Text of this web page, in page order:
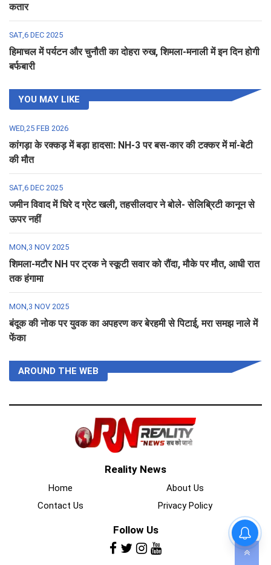
कतार
SAT,6 DEC 2025
हिमाचल में पर्यटन और चुनौती का दोहरा रुख, शिमला-मनाली में इन दिन होगी
बर्फबारी
YOU MAY LIKE
WED,25 FEB 2026
कांगड़ा के रक्कड़ में बड़ा हादसा: NH-3 पर बस-कार की टक्कर में मां-बेटी
की मौत
SAT,6 DEC 2025
जमीन विवाद में घिरे द ग्रेट खली, तहसीलदार ने बोले- सेलिब्रिटी कानून से
ऊपर नहीं
MON,3 NOV 2025
शिमला-मटौर NH पर ट्रक ने स्कूटी सवार को रौंदा, मौके पर मौत, आधी रात
तक हंगामा
MON,3 NOV 2025
बंदूक की नोक पर युवक का अपहरण कर बेरहमी से पिटाई, मरा समझ नाले में
फेंका
AROUND THE WEB
Reality News
Home
About Us
Contact Us
Privacy Policy
Follow Us